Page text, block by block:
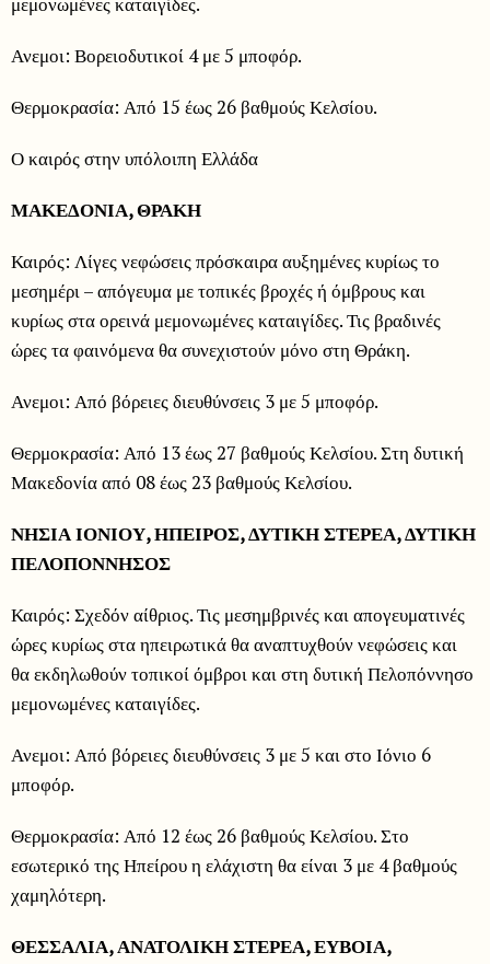
Ανεμοι: Βορειοδυτικοί 4 με 5 μποφόρ.
Θερμοκρασία: Από 15 έως 26 βαθμούς Κελσίου.
Ο καιρός στην υπόλοιπη Ελλάδα
ΜΑΚΕΔΟΝΙΑ, ΘΡΑΚΗ
Καιρός: Λίγες νεφώσεις πρόσκαιρα αυξημένες κυρίως το
μεσημέρι – απόγευμα με τοπικές βροχές ή όμβρους και
κυρίως στα ορεινά μεμονωμένες καταιγίδες. Τις βραδινές
ώρες τα φαινόμενα θα συνεχιστούν μόνο στη Θράκη.
Ανεμοι: Από βόρειες διευθύνσεις 3 με 5 μποφόρ.
Θερμοκρασία: Από 13 έως 27 βαθμούς Κελσίου. Στη δυτική
Μακεδονία από 08 έως 23 βαθμούς Κελσίου.
ΝΗΣΙΑ ΙΟΝΙΟΥ, ΗΠΕΙΡΟΣ, ΔΥΤΙΚΗ ΣΤΕΡΕΑ, ΔΥΤΙΚΗ
ΠΕΛΟΠΟΝΝΗΣΟΣ
Καιρός: Σχεδόν αίθριος. Τις μεσημβρινές και απογευματινές
ώρες κυρίως στα ηπειρωτικά θα αναπτυχθούν νεφώσεις και
θα εκδηλωθούν τοπικοί όμβροι και στη δυτική Πελοπόννησο
μεμονωμένες καταιγίδες.
Ανεμοι: Από βόρειες διευθύνσεις 3 με 5 και στο Ιόνιο 6
μποφόρ.
Θερμοκρασία: Από 12 έως 26 βαθμούς Κελσίου. Στο
εσωτερικό της Ηπείρου η ελάχιστη θα είναι 3 με 4 βαθμούς
χαμηλότερη.
ΘΕΣΣΑΛΙΑ, ΑΝΑΤΟΛΙΚΗ ΣΤΕΡΕΑ, ΕΥΒΟΙΑ,